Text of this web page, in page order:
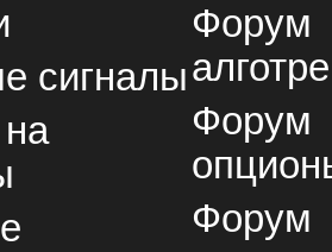
сигналы
Форум
Форум
Форум